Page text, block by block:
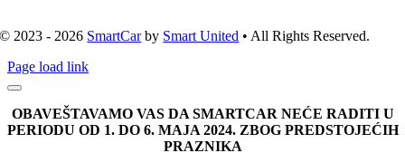
© 2023 - 2026 SmartCarby Smart United • All Rights Reserved.
Page load link
OBAVEŠTAVAMO VAS DA SMARTCAR NEĆE RADITI U
PERIODU OD 1. DO 6. MAJA 2024. ZBOG PREDSTOJEĆIH
PRAZNIKA